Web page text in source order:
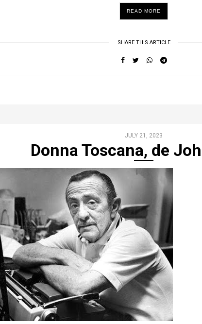
READ MORE
SHARE THIS ARTICLE
JULY 21, 2023
Donna Toscana, de